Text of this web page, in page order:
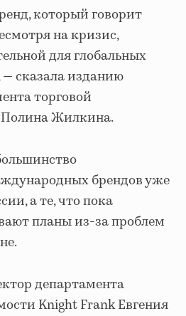
который говорит
на кризис,
для глобальных
— сказала изданию
торговой
Жилкина.
брендов уже
а те, что пока
планы из-за проблем
департамента
Knight Frank Евгения